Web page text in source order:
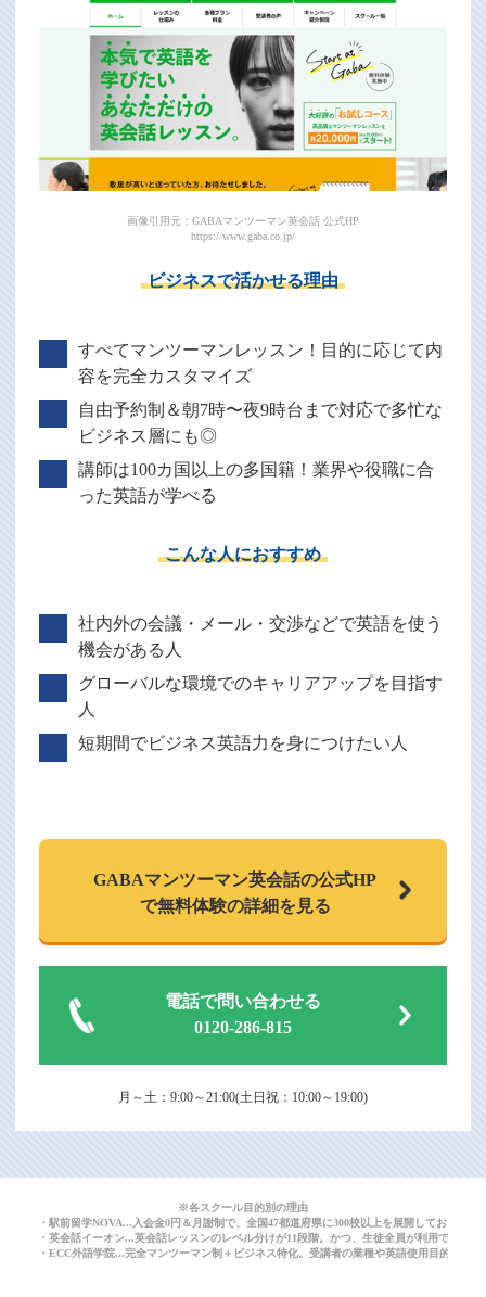
画像引用元：GABAマンツーマン英会話 公式HP
https://www.gaba.co.jp/
ビジネスで活かせる理由
すべてマンツーマンレッスン！目的に応じて内
容を完全カスタマイズ
自由予約制＆朝7時〜夜9時台まで対応で多忙な
ビジネス層にも◎
講師は100カ国以上の多国籍！業界や役職に合
った英語が学べる
こんな人におすすめ
社内外の会議・メール・交渉などで英語を使う
機会がある人
グローバルな環境でのキャリアアップを目指す
人
短期間でビジネス英語力を身につけたい人
GABAマンツーマン英会話の公式HP
で無料体験の詳細を見る
電話で問い合わせる
0120-286-815
月～土：9:00～21:00(土日祝：10:00～19:00)
※各スクール目的別の理由
・駅前留学NOVA...入会金0円＆月謝制で、全国47都道府県に300校以上を展開しており、
・英会話イーオン...英会話レッスンのレベル分けが11段階。かつ、生徒全員が利用できる
・ECC外語学院...完全マンツーマン制＋ビジネス特化。受講者の業種や英語使用目的に応